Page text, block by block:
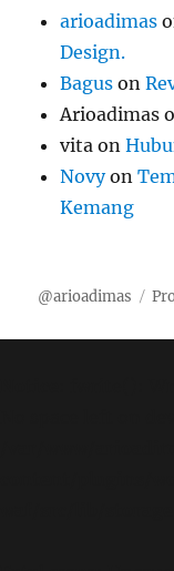
arioadimas
Design.
Bagus on
Arioadimas
vita on
Novyon
Kemang
@arioadimas